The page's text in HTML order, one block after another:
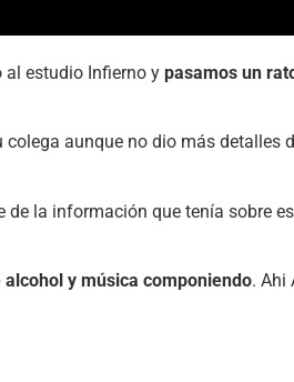
al estudio Infierno y pasamos un
colega aunque no dio más detalles
la información que tenía sobre
y música componiendo. Ahi